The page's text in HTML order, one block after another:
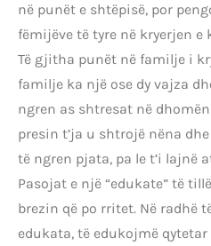
në punët e shtëpisë, por
fëmijëve të tyre në kryerjen e
Të gjitha punët në familje i
familje ka një ose dy vajza
ngren as shtresat në
presin t’ja u shtrojë nëna
të ngren pjata, pa le t’i lajnë
Pasojat e një “edukate” të
brezin që po rritet. Në radhë
edukata, të edukojmë